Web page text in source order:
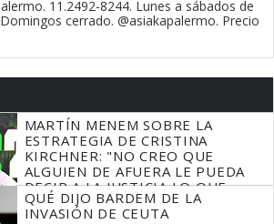
11.2492-8244. Lunes a sábados de
cerrado. @asiakapalermo. Precio
MARTÍN MENEM SOBRE LA
ESTRATEGIA DE CRISTINA
KIRCHNER: "NO CREO QUE
ALGUIEN DE AFUERA LE PUEDA
DECIR A LA JUSTICIA LO QUE
TIENE QUE HACER"
QUÉ DIJO BARDEM DE LA
INVASIÓN DE CEUTA